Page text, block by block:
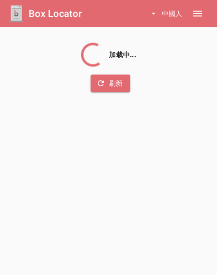
Box Locator arrow_drop_down 中國人 menu
加载中...
refresh 刷新